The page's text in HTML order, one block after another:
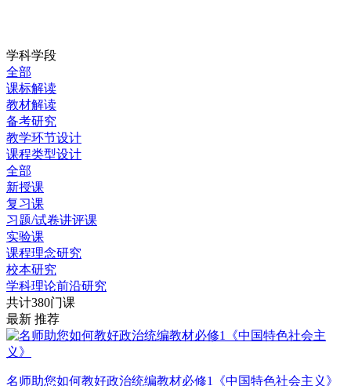
学科学段
全部
课标解读
教材解读
备考研究
教学环节设计
课程类型设计
全部
新授课
复习课
习题/试卷讲评课
实验课
课程理念研究
校本研究
学科理论前沿研究
共计380门课
最新 推荐
名师助您如何教好政治统编教材必修1《中国特色社会主义》